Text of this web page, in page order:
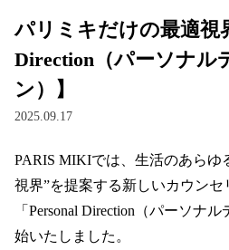
補聴器
コンタクトレンズ
グッズ・小物
ブランドを探す
パリミキだけの最適視
Direction（パーソナル
ン）】
2025.09.17
PARIS MIKIでは、生活のあらゆ
視界”を提案する新しいカウンセ
「Personal Direction（パーソナ
始いたしました。